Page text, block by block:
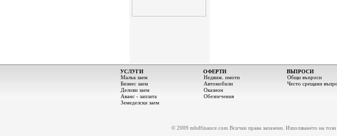
УСЛУГИ
Малък заем
Бизнес заем
Делови заем
Аванс - заплата
Земеделски заем
ОФЕРТИ
Недвиж. имоти
Автомобили
Оказион
Обезпечения
ВЪПРОСИ
Общи въпроси
Често срещани
© 2009 mbdfinance.com Всички права запазени. Използването на този